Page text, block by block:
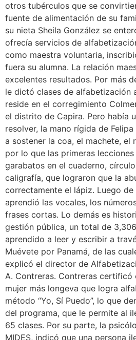
otros tubérculos que se
fuente de alimentación de su
su nieta Sheila González se
ofrecía servicios de
como maestra voluntaria,
fuera su alumna. La relación
excelentes resultados. Por más
le dictó clases de alfabetización
reside en el corregimiento
el distrito de Capira. Pero había
resolver, la mano rígida de
a sostener la coa, el machete, el
por lo que las primeras
garabatos en el cuaderno,
caligrafía, que lograron que la
correctamente el lápiz. Luego de
aprendió las vocales, los
frases cortas. Lo demás es
gestión pública, un total de
aprendido a leer y escribir a
Muévete por Panamá, de las
explicó el director de
A. Contreras. Contreras certificó
mujer más longeva que logra
método “Yo, Sí Puedo”, lo que
del programa, que le permite al
65 clases. Por su parte, la
MIDES, indicó que una persona